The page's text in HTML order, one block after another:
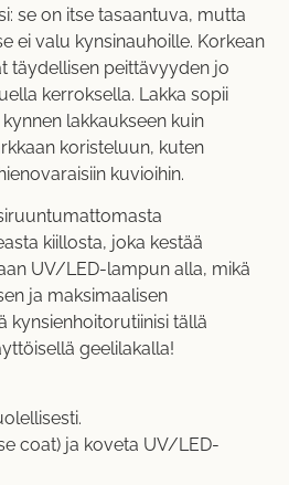
se on itse tasaantuva, mutta
ei valu kynsinauhoille. Korkean
täydellisen peittävyyden jo
kerroksella. Lakka sopii
lakkaukseen kuin
koristeluun, kuten
kuvioihin.
kiillosta, joka kestää
UV/LED-lampun alla, mikä
ja maksimaalisen
kynsienhoitorutiinisi tällä
geelilakalla!
coat) ja koveta UV/LED-